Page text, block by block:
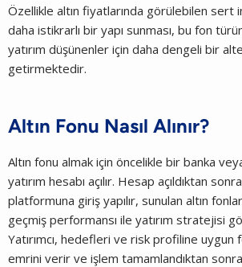
Özellikle altın fiyatlarında görülebilen sert
daha istikrarlı bir yapı sunması, bu fon
yatırım düşünenler için daha dengeli bir
getirmektedir.
Altın Fonu Nasıl Alınır?
Altın fonu almak için öncelikle bir banka
yatırım hesabı açılır. Hesap açıldıktan
platformuna giriş yapılır, sunulan altın
geçmiş performansı ile yatırım stratejisi
Yatırımcı, hedefleri ve risk profiline uygun
emrini verir ve işlem tamamlandıktan sonra